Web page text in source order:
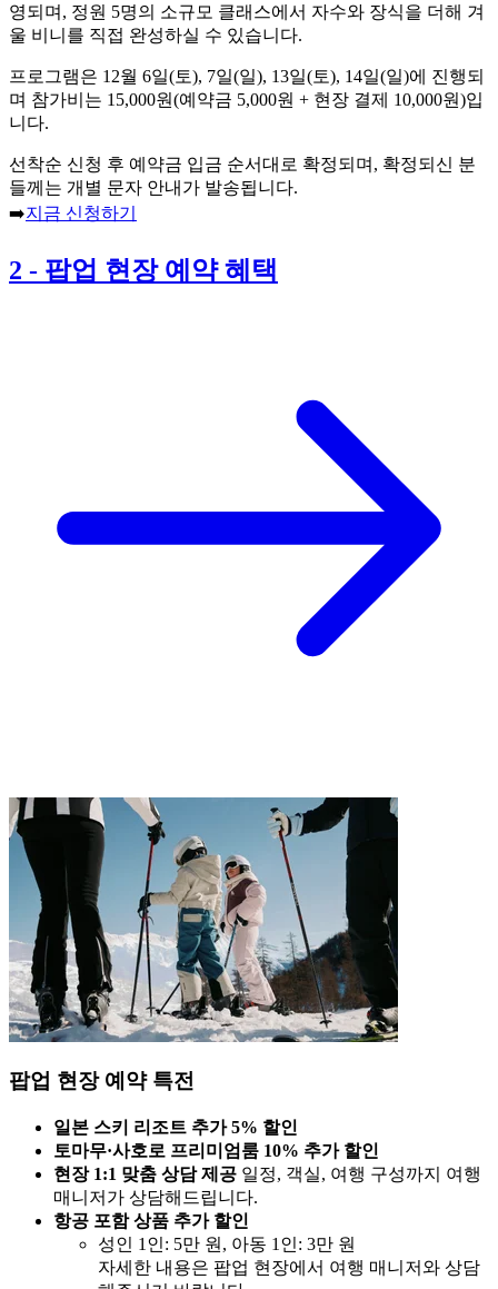
영되며, 정원 5명의 소규모 클래스에서 자수와 장식을 더해 겨
울 비니를 직접 완성하실 수 있습니다.
프로그램은 12월 6일(토), 7일(일), 13일(토), 14일(일)에 진행되
며 참가비는 15,000원(예약금 5,000원 + 현장 결제 10,000원)입
니다.
선착순 신청 후 예약금 입금 순서대로 확정되며, 확정되신 분
들께는 개별 문자 안내가 발송됩니다.
➡️지금 신청하기
2 - 팝업 현장 예약 혜택
팝업 현장 예약 특전
일본 스키 리조트 추가 5% 할인
토마무·사호로 프리미엄룸 10% 추가 할인
현장 1:1 맞춤 상담 제공 일정, 객실, 여행 구성까지 여행
매니저가 상담해드립니다.
항공 포함 상품 추가 할인
성인 1인: 5만 원, 아동 1인: 3만 원
자세한 내용은 팝업 현장에서 여행 매니저와 상담